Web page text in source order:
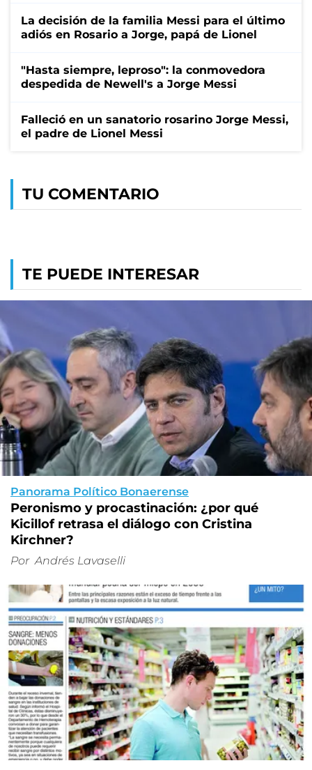
La decisión de la familia Messi para el último
adiós en Rosario a Jorge, papá de Lionel
"Hasta siempre, leproso": la conmovedora
despedida de Newell's a Jorge Messi
Falleció en un sanatorio rosarino Jorge Messi,
el padre de Lionel Messi
TU COMENTARIO
TE PUEDE INTERESAR
Panorama Político Bonaerense
Peronismo y procastinación: ¿por qué
Kicillof retrasa el diálogo con Cristina
Kirchner?
Por Andrés Lavaselli